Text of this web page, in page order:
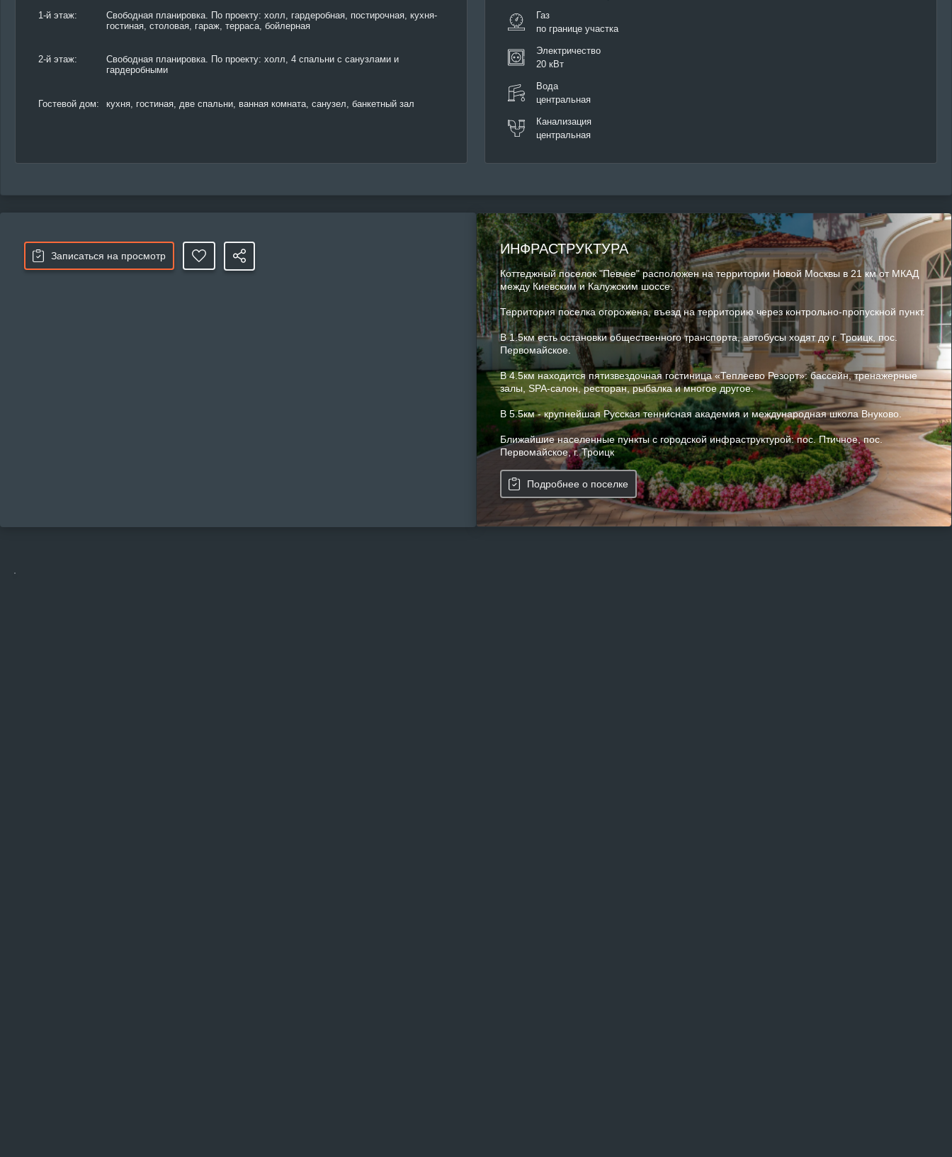
1-й этаж:
Свободная планировка. По проекту: холл, гардеробная, постирочная, кухня-
гостиная, столовая, гараж, терраса, бойлерная
2-й этаж:
Свободная планировка. По проекту: холл, 4 спальни с санузлами и
гардеробными
Гостевой дом: кухня, гостиная, две спальни, ванная комната, санузел, банкетный зал
Газ
по границе участка
Электричество
20 кВт
Вода
центральная
Канализация
центральная
Записаться на просмотр ИНФРАСТРУКТУРА
Коттеджный поселок "Певчее" расположен на территории Новой Москвы в 21 км от МКАД
между Киевским и Калужским шоссе.
Территория поселка огорожена, въезд на территорию через контрольно-пропускной пункт.
В 1.5км есть остановки общественного транспорта, автобусы ходят до г. Троицк, пос.
Первомайское.
В 4.5км находится пятизвездочная гостиница «Теплеево Резорт»: бассейн, тренажерные
залы, SPA-салон, ресторан, рыбалка и многое другое.
В 5.5км - крупнейшая Русская теннисная академия и международная школа Внуково.
Ближайшие населенные пункты с городской инфраструктурой: пос. Птичное, пос.
Первомайское, г. Троицк
Подробнее о поселке